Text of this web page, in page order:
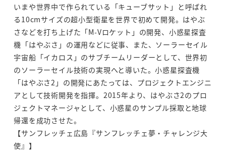
いまや世界中で作られている「キューブサット」と呼ばれ
る10cmサイズの超小型衛星を世界で初めて開発。はやぶ
さなどを打ち上げた「M-Vロケット」の開発、小惑星探査
機「はやぶさ」の運用などに従事、また、ソーラーセイル
宇宙船「イカロス」のサブチームリーダーとして、世界初
のソーラーセイル技術の実現へと導いた。小惑星探査機
「はやぶさ2」の開発にあたっては、プロジェクトエンジニ
アとして技術開発を指揮。2015年より、はやぶさ2のプロ
ジェクトマネージャとして、小惑星のサンプル採取と地球
帰還を成功させた。
【サンフレッチェ広島『サンフレッチェ夢・チャレンジ大
使』】